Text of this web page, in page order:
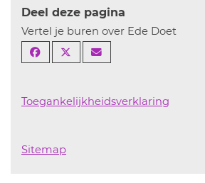
Deel deze pagina
Vertel je buren over Ede Doet
Toegankelijkheidsverklaring
Sitemap